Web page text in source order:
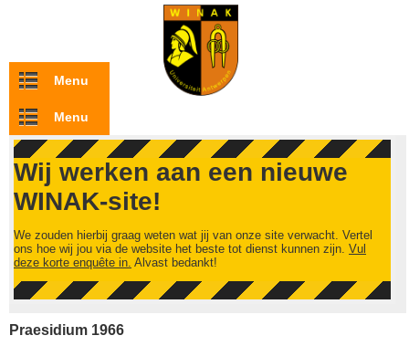
Overslaan en naar de inhoud gaan
Menu
Menu
Wij werken aan een nieuwe
WINAK-site!
We zouden hierbij graag weten wat jij van onze site verwacht. Vertel
ons hoe wij jou via de website het beste tot dienst kunnen zijn. Vul
deze korte enquête in. Alvast bedankt!
Praesidium 1966